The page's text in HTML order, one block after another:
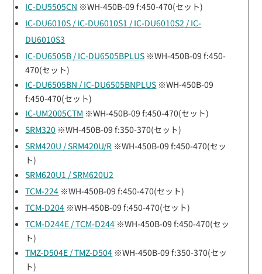
IC-DU5505CN ※WH-450B-09 f:450-470(セット)
IC-DU6010S / IC-DU6010S1 / IC-DU6010S2 / IC-
DU6010S3
IC-DU6505B / IC-DU6505BPLUS ※WH-450B-09 f:450-
470(セット)
IC-DU6505BN / IC-DU6505BNPLUS ※WH-450B-09
f:450-470(セット)
IC-UM2005CTM ※WH-450B-09 f:450-470(セット)
SRM320 ※WH-450B-09 f:350-370(セット)
SRM420U / SRM420U/R ※WH-450B-09 f:450-470(セッ
ト)
SRM620U1 / SRM620U2
TCM-224 ※WH-450B-09 f:450-470(セット)
TCM-D204 ※WH-450B-09 f:450-470(セット)
TCM-D244E / TCM-D244 ※WH-450B-09 f:450-470(セッ
ト)
TMZ-D504E / TMZ-D504 ※WH-450B-09 f:350-370(セッ
ト)